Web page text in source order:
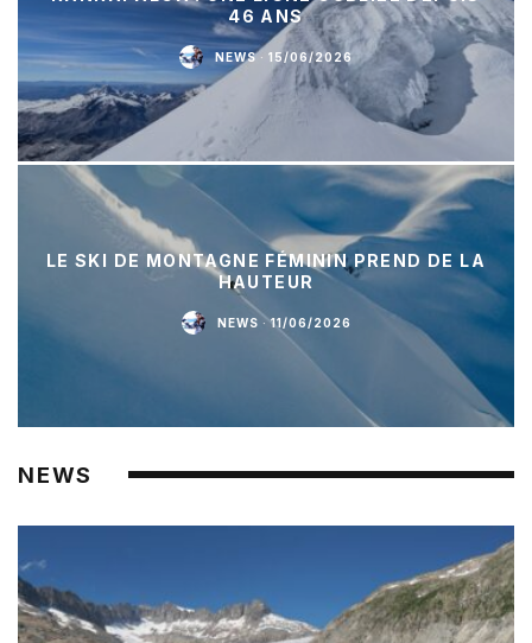
46 ANS
NEWS · 15/06/2026
LE SKI DE MONTAGNE FÉMININ PREND DE LA
HAUTEUR
NEWS · 11/06/2026
NEWS